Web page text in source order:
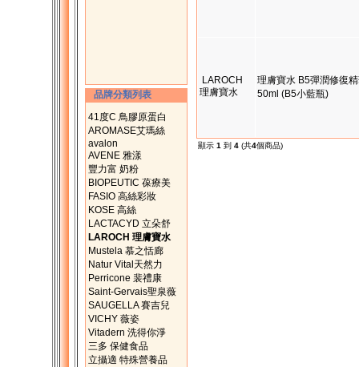
品牌分類列表
41度C 鳥膠原蛋白
AROMASE艾瑪絲
avalon
AVENE 雅漾
豐力富 奶粉
BIOPEUTIC 葆療美
FASIO 高絲彩妝
KOSE 高絲
LACTACYD 立朵舒
LAROCH 理膚寶水
Mustela 慕之恬廊
Natur Vital天然力
Perricone 裴禮康
Saint-Gervais聖泉薇
SAUGELLA 賽吉兒
VICHY 薇姿
Vitadern 洗得你淨
三多 保健食品
立攝適 特殊營養品
LAROCH
理膚寶水
理膚寶水 B5彈潤修復
50ml (B5小藍瓶)
顯示 1 到 4 (共4個商品)